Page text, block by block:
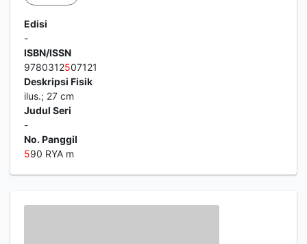
Edisi
-
ISBN/ISSN
9780312507121
Deskripsi Fisik
ilus.; 27 cm
Judul Seri
-
No. Panggil
590 RYA m